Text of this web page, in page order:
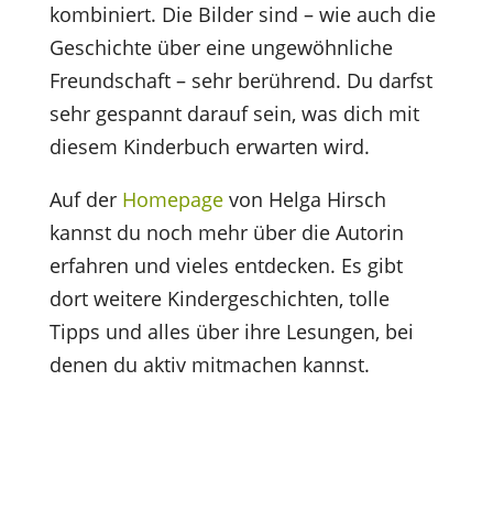
kombiniert. Die Bilder sind – wie auch die
Geschichte über eine ungewöhnliche
Freundschaft – sehr berührend. Du darfst
sehr gespannt darauf sein, was dich mit
diesem Kinderbuch erwarten wird.
Auf der Homepagevon Helga Hirsch
kannst du noch mehr über die Autorin
erfahren und vieles entdecken. Es gibt
dort weitere Kindergeschichten, tolle
Tipps und alles über ihre Lesungen, bei
denen du aktiv mitmachen kannst.